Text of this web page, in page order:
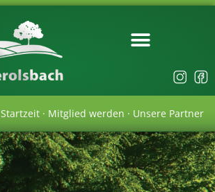
Startzeit · Mitglied werden · Unsere Partner